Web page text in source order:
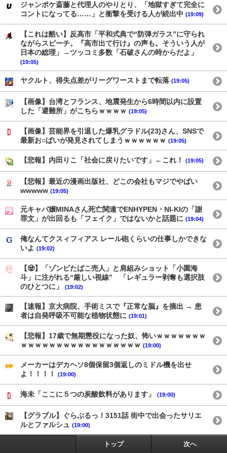
ジャンポケ斎藤と代理人のやりとり、「地獄すぎて完全に
コントになってる……」と衝撃を受ける人が続出中 (19:09)
【これは酷い】反高市「平和式典で“防弾ガラス”に守られ
ながらスピーチ。『高市出て行け』の声も。そういう人が
日本の総理」→ツッコミ多数「石破さんの時からだよ」
(19:05)
ヤクルト、得失点差がリーグワーストまで転落 (19:05)
【画像】台湾とフランス、地震発生から6時間以内に設置
した「避難所」がこちらｗｗｗｗ (19:05)
【画像】芸能界を引退した爆乳グラドル(23)さん、SNSで
最新お○ぱいが発見されてしまうｗｗｗｗｗｗ (19:05)
【悲報】内田りこ「社会に戻りたいです」←これ！ (19:05)
【悲報】最近の漫画出版社、どこの会社もマジでやばい
wwwww (19:05)
元キャバ嬢MINAさん死亡関連でENHYPEN・NI-KIの「謝
罪文」が出回るも「フェイク」ではないかと話題に (19:04)
俺なんてクスィフィアス レール砲くらいの仕事しかできな
いよ (19:02)
【🧟】「ゾンビたばこ売人」と肩組みショット「小園海
斗」に注がれる“厳しい視線” 「レギュラー剥奪も選択肢
のひとつに」
(19:02)
【速報】京大病院、手術ミスで『正常な脳』を摘出 → 患
者は自発呼吸不可能な植物状態に (19:01)
【悲報】17歳で無期懲役になった奴、怖いｗｗｗｗｗｗｗ
ｗｗｗｗｗｗｗｗｗｗｗｗｗｗｗｗｗ (19:00)
メーカーはデカヘソ8個保留3個返しのミドル機を出せ
よ！！！！
(19:00)
海未「ここに５つの炭酸飲料があります」 (19:00)
【グラブル】ぐらぶるっ！3151話 街中で出会ったサリエ
ルとファルシュ (19:00)
トップ 次へ